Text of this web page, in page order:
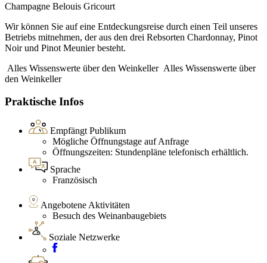
Champagne Belouis Gricourt
Wir können Sie auf eine Entdeckungsreise durch einen Teil unseres
Betriebs mitnehmen, der aus den drei Rebsorten Chardonnay, Pinot
Noir und Pinot Meunier besteht.
Alles Wissenswerte über den Weinkeller Alles Wissenswerte über
den Weinkeller
Praktische Infos
Empfängt Publikum
Mögliche Öffnungstage auf Anfrage
Öffnungszeiten: Stundenpläne telefonisch erhältlich.
Sprache
Französisch
Angebotene Aktivitäten
Besuch des Weinanbaugebiets
Soziale Netzwerke